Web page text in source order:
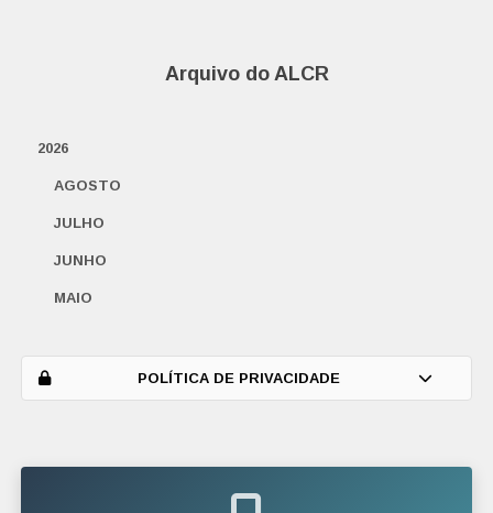
Arquivo do ALCR
2026
AGOSTO
JULHO
JUNHO
MAIO
POLÍTICA DE PRIVACIDADE